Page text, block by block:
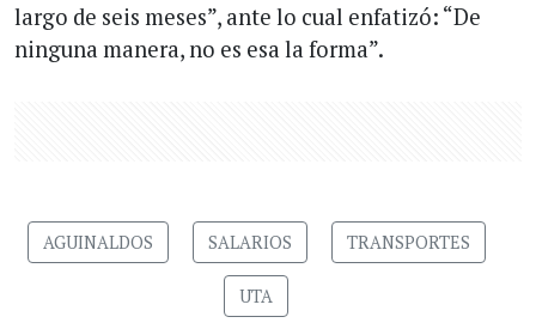
largo de seis meses”, ante lo cual enfatizó: “De
ninguna manera, no es esa la forma”.
AGUINALDOS SALARIOS TRANSPORTES
UTA